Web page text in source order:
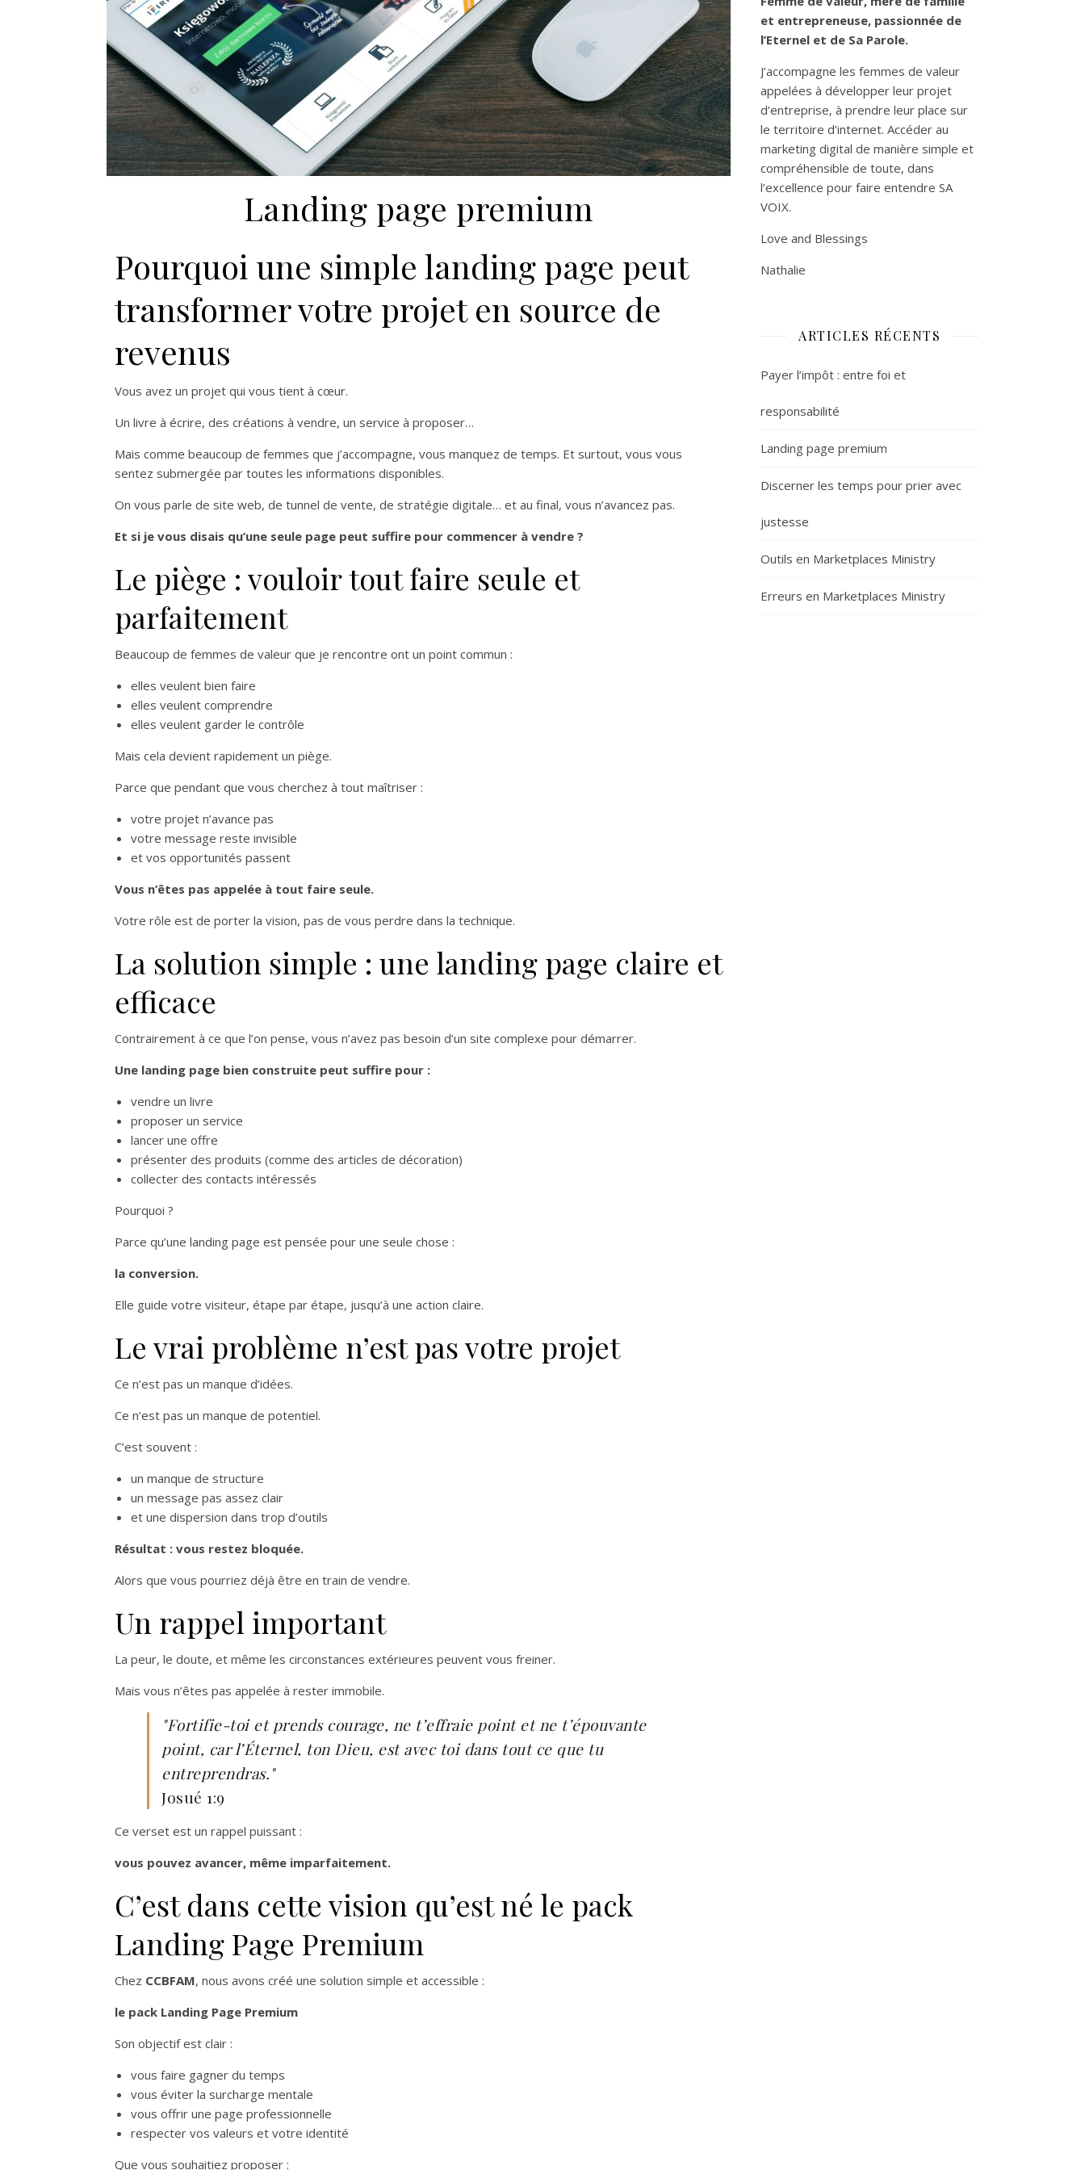
Landing page premium
Pourquoi une simple landing page peut
transformer votre projet en source de
revenus
Vous avez un projet qui vous tient à cœur.
Un livre à écrire, des créations à vendre, un service à proposer…
Mais comme beaucoup de femmes que j’accompagne, vous manquez de temps. Et surtout, vous vous
sentez submergée par toutes les informations disponibles.
On vous parle de site web, de tunnel de vente, de stratégie digitale… et au final, vous n’avancez pas.
Et si je vous disais qu’une seule page peut suffire pour commencer à vendre ?
Le piège : vouloir tout faire seule et
parfaitement
Beaucoup de femmes de valeur que je rencontre ont un point commun :
elles veulent bien faire
elles veulent comprendre
elles veulent garder le contrôle
Mais cela devient rapidement un piège.
Parce que pendant que vous cherchez à tout maîtriser :
votre projet n’avance pas
votre message reste invisible
et vos opportunités passent
Vous n’êtes pas appelée à tout faire seule.
Votre rôle est de porter la vision, pas de vous perdre dans la technique.
La solution simple : une landing page claire et
efficace
Contrairement à ce que l’on pense, vous n’avez pas besoin d’un site complexe pour démarrer.
Une landing page bien construite peut suffire pour :
vendre un livre
proposer un service
lancer une offre
présenter des produits (comme des articles de décoration)
collecter des contacts intéressés
Pourquoi ?
Parce qu’une landing page est pensée pour une seule chose :
la conversion.
Elle guide votre visiteur, étape par étape, jusqu’à une action claire.
Le vrai problème n’est pas votre projet
Ce n’est pas un manque d’idées.
Ce n’est pas un manque de potentiel.
C’est souvent :
un manque de structure
un message pas assez clair
et une dispersion dans trop d’outils
Résultat : vous restez bloquée.
Alors que vous pourriez déjà être en train de vendre.
Un rappel important
La peur, le doute, et même les circonstances extérieures peuvent vous freiner.
Mais vous n’êtes pas appelée à rester immobile.
"Fortifie-toi et prends courage, ne t’effraie point et ne t’épouvante
point, car l’Éternel, ton Dieu, est avec toi dans tout ce que tu
entreprendras."
Josué 1:9
Ce verset est un rappel puissant :
vous pouvez avancer, même imparfaitement.
C’est dans cette vision qu’est né le pack
Landing Page Premium
Chez CCBFAM, nous avons créé une solution simple et accessible :
le pack Landing Page Premium
Son objectif est clair :
vous faire gagner du temps
vous éviter la surcharge mentale
vous offrir une page professionnelle
respecter vos valeurs et votre identité
Que vous souhaitiez proposer :
et entrepreneuse, passionnée de
l’Eternel et de Sa Parole.
J’accompagne les femmes de valeur
appelées à développer leur projet
d’entreprise, à prendre leur place sur
le territoire d’internet. Accéder au
marketing digital de manière simple et
compréhensible de toute, dans
l’excellence pour faire entendre SA
VOIX.
Love and Blessings
Nathalie
ARTICLES RÉCENTS
Payer l’impôt : entre foi et
responsabilité
Landing page premium
Discerner les temps pour prier avec
justesse
Outils en Marketplaces Ministry
Erreurs en Marketplaces Ministry